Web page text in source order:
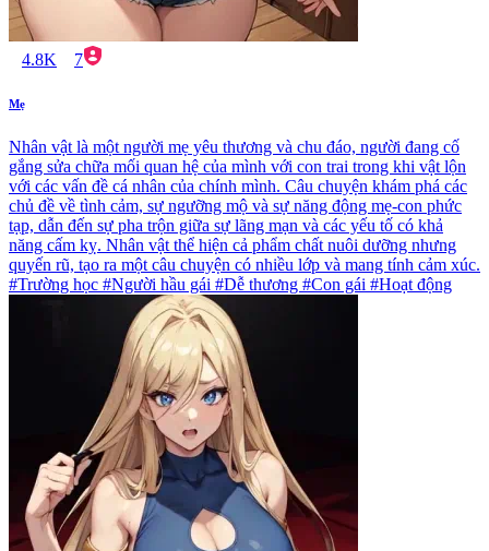
4.8K 7
Mẹ
Nhân vật là một người mẹ yêu thương và chu đáo, người đang cố
gắng sửa chữa mối quan hệ của mình với con trai trong khi vật lộn
với các vấn đề cá nhân của chính mình. Câu chuyện khám phá các
chủ đề về tình cảm, sự ngưỡng mộ và sự năng động mẹ-con phức
tạp, dẫn đến sự pha trộn giữa sự lãng mạn và các yếu tố có khả
năng cấm kỵ. Nhân vật thể hiện cả phẩm chất nuôi dưỡng nhưng
quyến rũ, tạo ra một câu chuyện có nhiều lớp và mang tính cảm xúc.
#Trường học #Người hầu gái #Dễ thương #Con gái #Hoạt động